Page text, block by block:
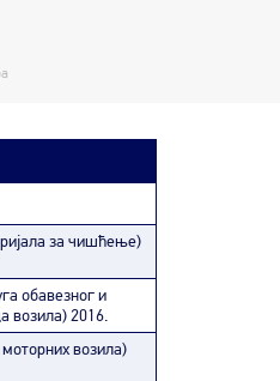
за чишћење)
обавезног и
возила) 2016.
возила)